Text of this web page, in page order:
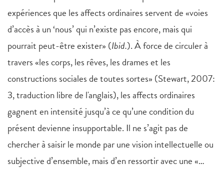
expériences que les affects ordinaires servent de «voies
d’accès à un ‘nous’ qui n’existe pas encore, mais qui
pourrait peut-être exister» (Ibid.). À force de circuler à
travers «les corps, les rêves, les drames et les
constructions sociales de toutes sortes» (Stewart, 2007:
3, traduction libre de l'anglais), les affects ordinaires
gagnent en intensité jusqu’à ce qu’une condition du
présent devienne insupportable. Il ne s’agit pas de
chercher à saisir le monde par une vision intellectuelle ou
subjective d’ensemble, mais d’en ressortir avec une «…